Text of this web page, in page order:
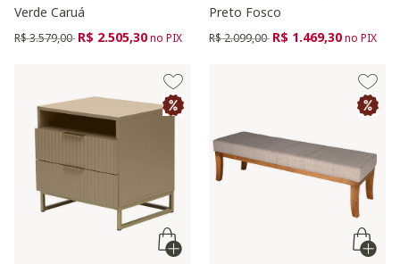
Verde Caruá
Preço reduzido de
R$ 3.579,00 para
R$ 2.505,30no PIX
Preto Fosco
Preço reduzido de
R$ 2.099,00 para
R$ 1.469,30no PIX